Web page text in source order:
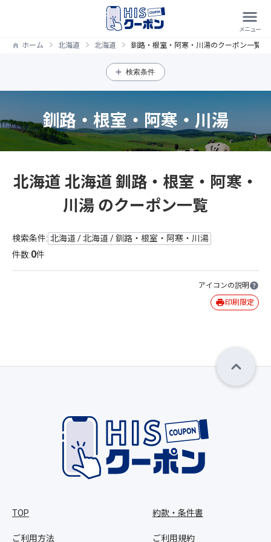
ホーム 北海道 北海道 釧路・根室・阿寒・川湯のクーポン一覧
検索条件
釧路・根室・阿寒・川湯
北海道 北海道 釧路・根室・阿寒・
川湯 のクーポン一覧
検索条件: 北海道 / 北海道 / 釧路・根室・阿寒・川湯
件数:0件
アイコンの説明
印刷限定
TOP
ご利用方法
約款・条件書
ご利用規約